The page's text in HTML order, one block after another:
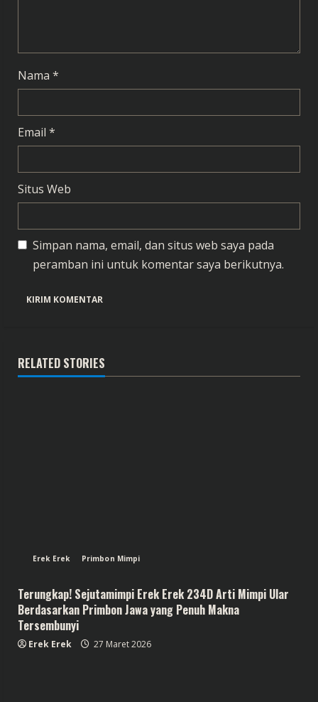
n
g
Nama *
Email *
Situs Web
Simpan nama, email, dan situs web saya pada
peramban ini untuk komentar saya berikutnya.
RELATED STORIES
Erek Erek Primbon Mimpi
Terungkap! Sejutamimpi Erek Erek 234D Arti Mimpi Ular
Berdasarkan Primbon Jawa yang Penuh Makna
Tersembunyi
Erek Erek 27 Maret 2026